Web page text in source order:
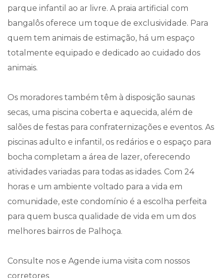
parque infantil ao ar livre. A praia artificial com
bangalôs oferece um toque de exclusividade. Para
quem tem animais de estimação, há um espaço
totalmente equipado e dedicado ao cuidado dos
animais.
Os moradores também têm à disposição saunas
secas, uma piscina coberta e aquecida, além de
salões de festas para confraternizações e eventos. As
piscinas adulto e infantil, os redários e o espaço para
bocha completam a área de lazer, oferecendo
atividades variadas para todas as idades. Com 24
horas e um ambiente voltado para a vida em
comunidade, este condomínio é a escolha perfeita
para quem busca qualidade de vida em um dos
melhores bairros de Palhoça.
Consulte nos e Agende iuma visita com nossos
corretores